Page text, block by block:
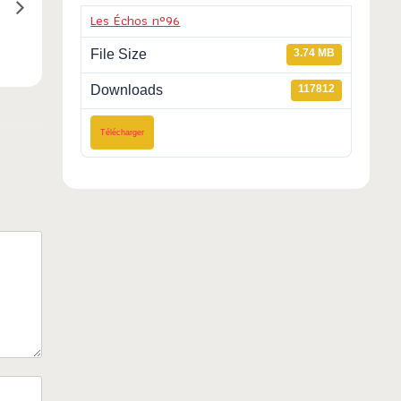
Les Échos n°96
File Size 3.74 MB
Downloads 117812
Télécharger